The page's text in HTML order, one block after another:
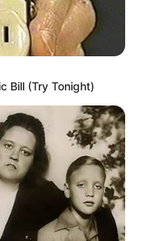
Bill (Try Tonight)